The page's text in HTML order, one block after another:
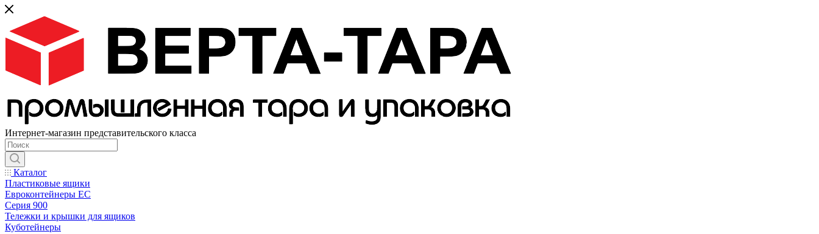
Интернет-магазин представительского класса
Каталог
Пластиковые ящики
Евроконтейнеры ЕС
Серия 900
Тележки и крышки для ящиков
Куботейнеры